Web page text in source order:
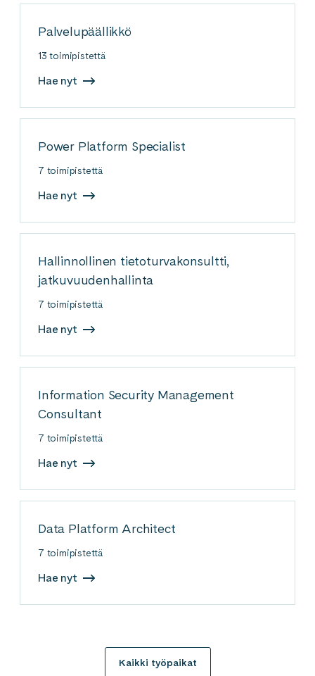
Palvelupäällikkö
13 toimipistettä
Hae nyt
Power Platform Specialist
7 toimipistettä
Hae nyt
Hallinnollinen tietoturvakonsultti,
jatkuvuudenhallinta
7 toimipistettä
Hae nyt
Information Security Management
Consultant
7 toimipistettä
Hae nyt
Data Platform Architect
7 toimipistettä
Hae nyt
Kaikki työpaikat